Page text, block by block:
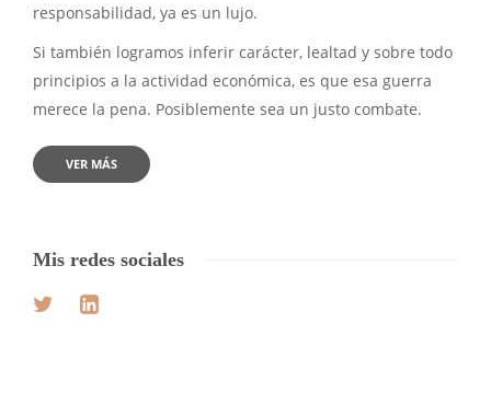
responsabilidad, ya es un lujo.
Si también logramos inferir carácter, lealtad y sobre todo
principios a la actividad económica, es que esa guerra
merece la pena. Posiblemente sea un justo combate.
VER MÁS
Mis redes sociales